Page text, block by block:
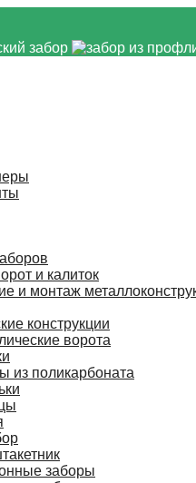
и калиток
и монтаж
конструкции
ворота
из поликарбоната
заборы